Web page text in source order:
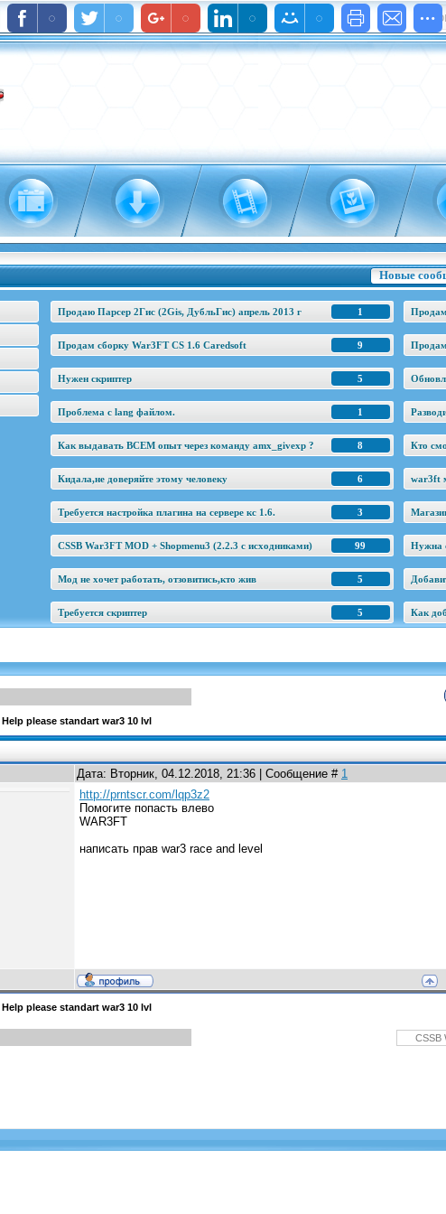
Новые
1
Продаю Парсер 2Гис (2Gis, ДубльГис) апрель 2013 г Продам
9
Продам сборку War3FT CS 1.6 Caredsoft
5
Нужен скриптер
1
Проблема с lang файлом.
8
Как выдавать ВСЕМ опыт через команду amx_givexp ? Кто
6
Кидала,не доверяйте этому человеку war3ft
3
Требуется настройка плагина на сервере кс 1.6.
99
CSSB War3FT MOD + Shopmenu3 (2.2.3 c исходниками) Нужна
5
Мод не хочет работать, отзовитись,кто жив
5
Требуется скриптер Как
Help please standart war3 10 lvl
Дата: Вторник, 04.12.2018, 21:36 | Сообщение # 1
http://prntscr.com/lqp3z2
Помогите попасть влево
WAR3FT
написать прав war3 race and level
Help please standart war3 10 lvl